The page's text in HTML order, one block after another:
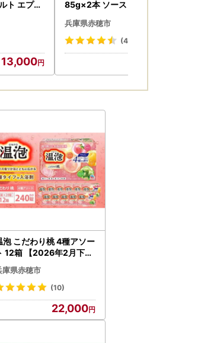
ト エプソ
浴 無香料
兵庫県 赤
13,000
85g×2本 ソース 調味料 中華調
兵庫県赤穂市
(4)
泡 こだわり桃 4種アソー
12箱 【2026年2月下旬
より順次発送予定】 アー
製薬 入浴剤 風呂 大容量
庫県赤穂市
(10)
22,000